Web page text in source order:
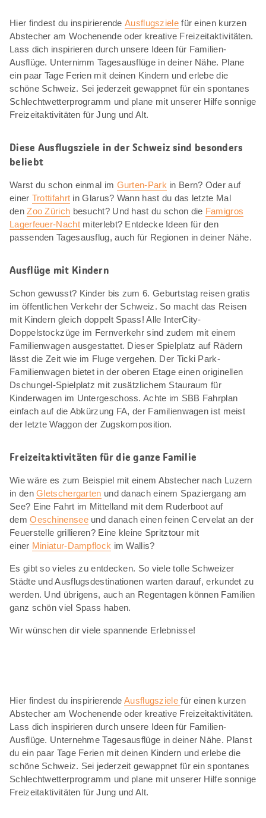
Hier findest du inspirierendeAusflugszielefür einen kurzen
Abstecher am Wochenende oder kreative Freizeitaktivitäten.
Lass dich inspirieren durch unsere Ideen für Familien-
Ausflüge. Unternimm Tagesausflüge in deiner Nähe. Plane
ein paar Tage Ferien mit deinen Kindern und erlebe die
schöne Schweiz. Sei jederzeit gewappnet für ein spontanes
Schlechtwetterprogramm und plane mit unserer Hilfe sonnige
Freizeitaktivitäten für Jung und Alt.
Diese Ausflugsziele in der Schweiz sind besonders
beliebt
Warst du schon einmal im Gurten-Park in Bern? Oder auf
einer Trottifahrt in Glarus? Wann hast du das letzte Mal
denZoo Zürich besucht? Und hast du schon die Famigros
Lagerfeuer-Nachtmiterlebt? Entdecke Ideen für den
passenden Tagesausflug, auch für Regionen in deiner Nähe.
Ausflüge mit Kindern
Schon gewusst? Kinder bis zum 6. Geburtstag reisen gratis
im öffentlichen Verkehr der Schweiz. So macht das Reisen
mit Kindern gleich doppelt Spass! Alle InterCity-
Doppelstockzüge im Fernverkehr sind zudem mit einem
Familienwagen ausgestattet. Dieser Spielplatz auf Rädern
lässt die Zeit wie im Fluge vergehen. Der Ticki Park-
Familienwagen bietet in der oberen Etage einen originellen
Dschungel-Spielplatz mit zusätzlichem Stauraum für
Kinderwagen im Untergeschoss. Achte im SBB Fahrplan
einfach auf die Abkürzung FA, der Familienwagen ist meist
der letzte Waggon der Zugskomposition.
Freizeitaktivitäten für die ganze Familie
Wie wäre es zum Beispiel mit einem Abstecher nach Luzern
in denGletschergarten und danach einem Spaziergang am
See? Eine Fahrt im Mittelland mit dem Ruderboot auf
demOeschinenseeund danach einen feinen Cervelat an der
Feuerstelle grillieren? Eine kleine Spritztour mit
einer Miniatur-Dampflock im Wallis?
Es gibt so vieles zu entdecken. So viele tolle Schweizer
Städte und Ausflugsdestinationen warten darauf, erkundet zu
werden. Und übrigens, auch an Regentagen können Familien
ganz schön viel Spass haben.
Wir wünschen dir viele spannende Erlebnisse!
Hier findest du inspirierendeAusflugszielefür einen kurzen
Abstecher am Wochenende oder kreative Freizeitaktivitäten.
Lass dich inspirieren durch unsere Ideen für Familien-
Ausflüge. Unternehme Tagesausflüge in deiner Nähe. Planst
du ein paar Tage Ferien mit deinen Kindern und erlebe die
schöne Schweiz. Sei jederzeit gewappnet für ein spontanes
Schlechtwetterprogramm und plane mit unserer Hilfe sonnige
Freizeitaktivitäten für Jung und Alt.